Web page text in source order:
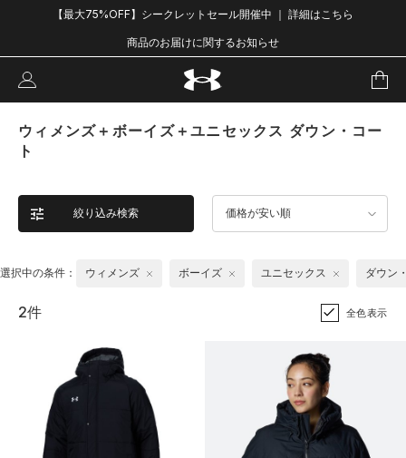
【最大75%OFF】シークレットセール開催中 ｜ 詳細はこちら
商品のお届けに関するお知らせ
ウィメンズ＋ボーイズ＋ユニセックス ダウン・コー
ト
絞り込み検索 価格が安い順
選択中の条件： ウィメンズ ボーイズ ユニセックス ダウン
2件 全色表示